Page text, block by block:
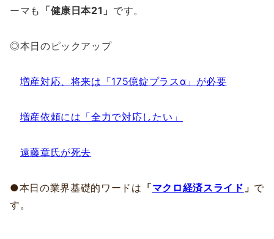
ーマも 「健康日本21」 です。
◎本日のピックアップ
増産対応、将来は「175億錠プラスα」が必要
増産依頼には「全力で対応したい」
遠藤章氏が死去
●本日の業界基礎的ワードは 「マクロ経済スライド 」 で
す。